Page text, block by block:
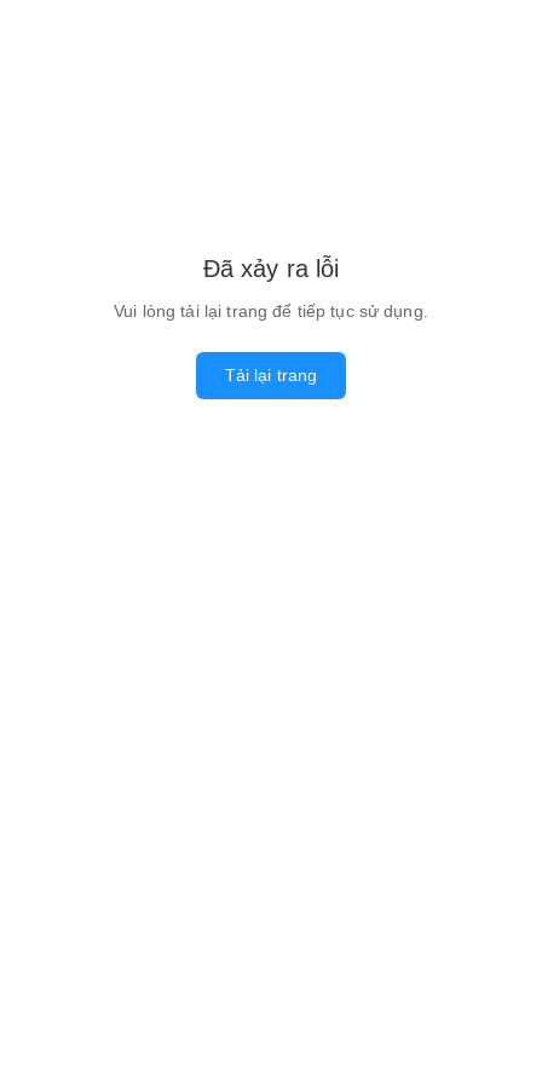
Đã xảy ra lỗi
Vui lòng tải lại trang để tiếp tục sử dụng.
Tải lại trang